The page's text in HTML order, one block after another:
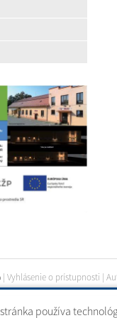
používa
| Vyhlásenie o prístupnosti |
2 |web portál|